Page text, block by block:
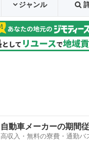
ジャンル
自動車メーカーの期間
高収入・無料の寮費・通勤バ